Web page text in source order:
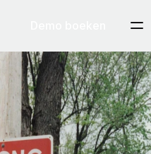
classificatie van